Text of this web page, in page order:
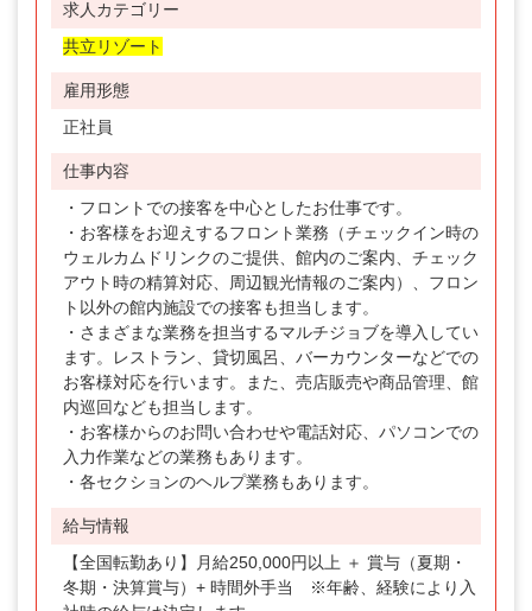
求人カテゴリー
共立リゾート
雇用形態
正社員
仕事内容
・フロントでの接客を中心としたお仕事です。
・お客様をお迎えするフロント業務（チェックイン時の
ウェルカムドリンクのご提供、館内のご案内、チェック
アウト時の精算対応、周辺観光情報のご案内）、フロン
ト以外の館内施設での接客も担当します。
・さまざまな業務を担当するマルチジョブを導入してい
ます。レストラン、貸切風呂、バーカウンターなどでの
お客様対応を行います。また、売店販売や商品管理、館
内巡回なども担当します。
・お客様からのお問い合わせや電話対応、パソコンでの
入力作業などの業務もあります。
・各セクションのヘルプ業務もあります。
給与情報
【全国転勤あり】月給250,000円以上 ＋ 賞与（夏期・
冬期・決算賞与）+ 時間外手当 ※年齢、経験により入